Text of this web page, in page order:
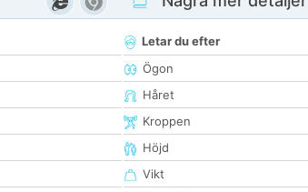
Letar du efter
Ögon
Håret
Kroppen
Höjd
Vikt